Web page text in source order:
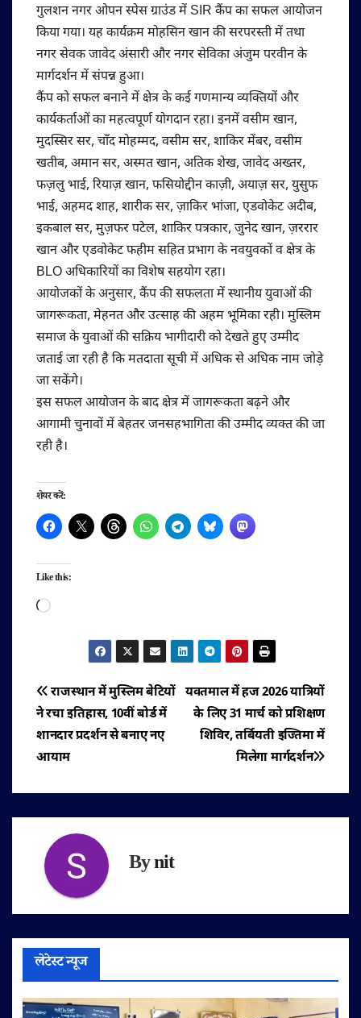
गुलशन नगर ओपन स्पेस ग्राउंड में SIR कैंप का सफल आयोजन
किया गया। यह कार्यक्रम मोहसिन खान की सरपरस्ती में तथा
नगर सेवक जावेद अंसारी और नगर सेविका अंजुम परवीन के
मार्गदर्शन में संपन्न हुआ।
कैंप को सफल बनाने में क्षेत्र के कई गणमान्य व्यक्तियों और
कार्यकर्ताओं का महत्वपूर्ण योगदान रहा। इनमें वसीम खान,
मुदस्सिर सर, चाँद मोहम्मद, वसीम सर, शाकिर मेंबर, वसीम
खतीब, अमान सर, अस्मत खान, अतिक शेख, जावेद अख्तर,
फज़लु भाई, रियाज़ खान, फसियोद्दीन काज़ी, अयाज़ सर, युसुफ
भाई, अहमद शाह, शारीक सर, ज़ाकिर भांजा, एडवोकेट अदीब,
इकबाल सर, मुज़फर पटेल, शाकिर पत्रकार, जुनेद खान, ज़ररार
खान और एडवोकेट फहीम सहित प्रभाग के नवयुवकों व क्षेत्र के
BLO अधिकारियों का विशेष सहयोग रहा।
आयोजकों के अनुसार, कैंप की सफलता में स्थानीय युवाओं की
जागरूकता, मेहनत और उत्साह की अहम भूमिका रही। मुस्लिम
समाज के युवाओं की सक्रिय भागीदारी को देखते हुए उम्मीद
जताई जा रही है कि मतदाता सूची में अधिक से अधिक नाम जोड़े
जा सकेंगे।
इस सफल आयोजन के बाद क्षेत्र में जागरूकता बढ़ने और
आगामी चुनावों में बेहतर जनसहभागिता की उम्मीद व्यक्त की जा
रही है।
शेयर करें:
Like this:
Loading…
पोस्ट
नेविगेशन
यवतमाल में हज 2026 यात्रियों
के लिए 31 मार्च को प्रशिक्षण
शिविर, तर्बियती इज्तिमा में
मिलेगा मार्गदर्शन
राजस्थान में मुस्लिम बेटियों
ने रचा इतिहास, 10वीं बोर्ड में
शानदार प्रदर्शन से बनाए नए
आयाम
Bynit
लेटेस्ट न्यूज